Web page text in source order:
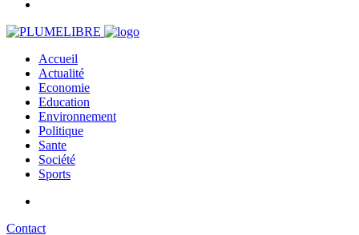
Accueil
Actualité
Economie
Education
Environnement
Politique
Sante
Société
Sports
Contact